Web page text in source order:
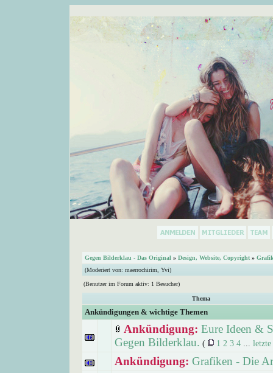
Gegen Bilderklau - Das Original » Design, Website, Copyright »
(Moderiert von: maerrochirim Yvi)
(Benutzer im Forum aktiv: 1 Besucher)
Thema
Ankündigungen & wichtige Themen
Ankündigung: Eure Ideen &
Gegen Bilderklau. ( 1 2 3 4 letzte
Ankündigung: Grafiken - Die